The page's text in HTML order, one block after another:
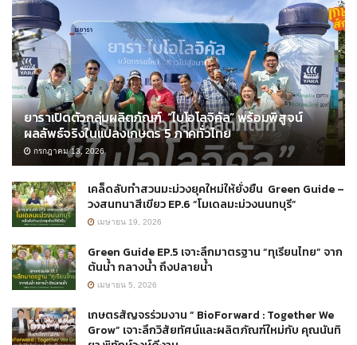
ยาราเปิดตัวกลุ่มผลิตภัณฑ์ “ไบโอโลจิคัล” พร้อมพิสูจน์
ผลลัพธ์จริงในแปลงเกษตร 5 ภาคทั่วไทย
กรกฎาคม 13, 2026
เคล็ดลับทำสวนมะม่วงยุคใหม่ให้ยั่งยืน Green Guide –
วงสนทนาสีเขียว EP.6 “โมเดลมะม่วงนนทบุรี”
เมษายน 19, 2026
Green Guide EP.5 เจาะลึกมาตรฐาน “ทุเรียนไทย” จาก
ต้นน้ำ กลางน้ำ ถึงปลายน้ำ
เมษายน 5, 2026
เกษตรสัญจรร่วมงาน “ BioForward : Together We
Grow” เจาะลึกวิสัยทัศน์และผลิตภัณฑ์ใหม่กับ คุณนันทิ